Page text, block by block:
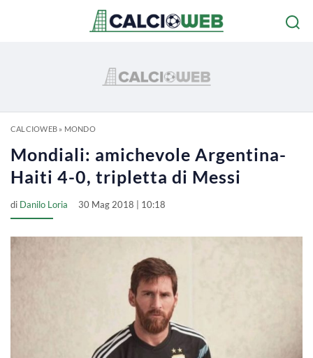
CALCIOWEB» MONDO
Mondiali: amichevole Argentina-
Haiti 4-0, tripletta di Messi
di Danilo Loria 30 Mag 2018 | 10:18